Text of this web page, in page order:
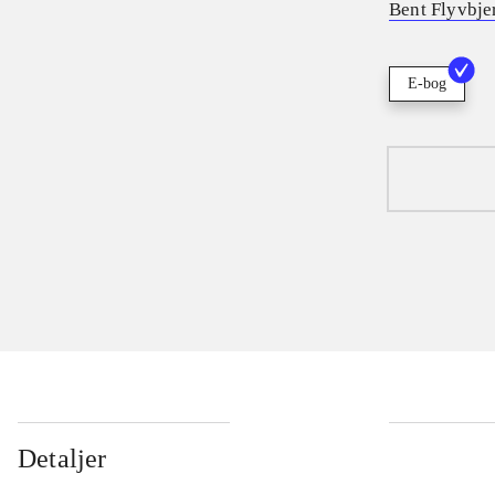
Bent
E-bog
Detaljer